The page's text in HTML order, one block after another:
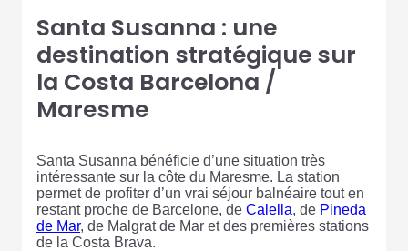
Santa Susanna : une
destination stratégique sur
la Costa Barcelona /
Maresme
Santa Susanna bénéficie d’une situation très
intéressante sur la côte du Maresme. La station
permet de profiter d’un vrai séjour balnéaire tout en
restant proche de Barcelone, de Calella, de Pineda
de Mar, de Malgrat de Mar et des premières stations
de la Costa Brava.